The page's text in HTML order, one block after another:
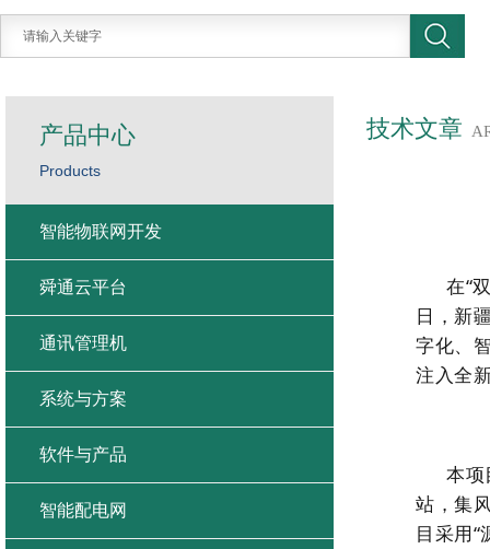
技术文章
在“
日，新
字化、
注入全
本项
站，集
目采用
产品中心
Products
智能物联网开发
舜通云平台
通讯管理机
系统与方案
软件与产品
智能配电网